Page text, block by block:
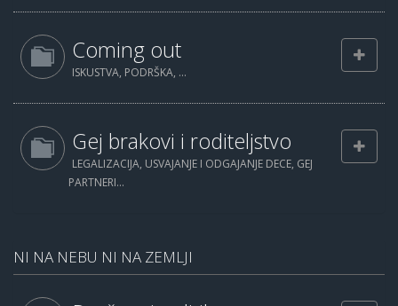
Coming out
ISKUSTVA, PODRŠKA, ...
Gej brakovi i roditeljstvo
LEGALIZACIJA, USVAJANJE I ODGAJANJE DECE, GEJ
PARTNERI...
NI NA NEBU NI NA ZEMLJI